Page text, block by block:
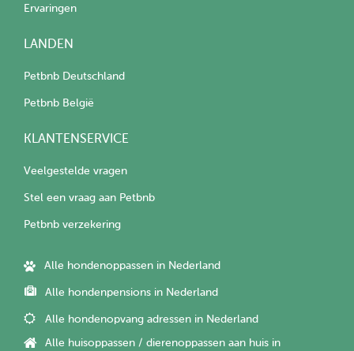
Ervaringen
LANDEN
Petbnb Deutschland
Petbnb België
KLANTENSERVICE
Veelgestelde vragen
Stel een vraag aan Petbnb
Petbnb verzekering
Alle hondenoppassen in Nederland
Alle hondenpensions in Nederland
Alle hondenopvang adressen in Nederland
Alle huisoppassen / dierenoppassen aan huis in